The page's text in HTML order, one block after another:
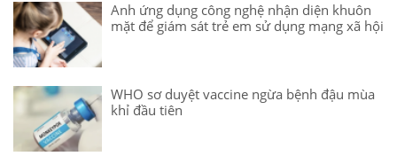
Anh ứng dụng công nghệ nhận diện khuôn
mặt để giám sát trẻ em sử dụng mạng xã hội
WHO sơ duyệt vaccine ngừa bệnh đậu mùa
khỉ đầu tiên